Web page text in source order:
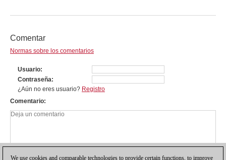
Comentar
Normas sobre los comentarios
Usuario
Contraseña
¿Aún no eres usuario? Registro
Comentario
We use cookies and comparable technologies to provide certain functions, to improve